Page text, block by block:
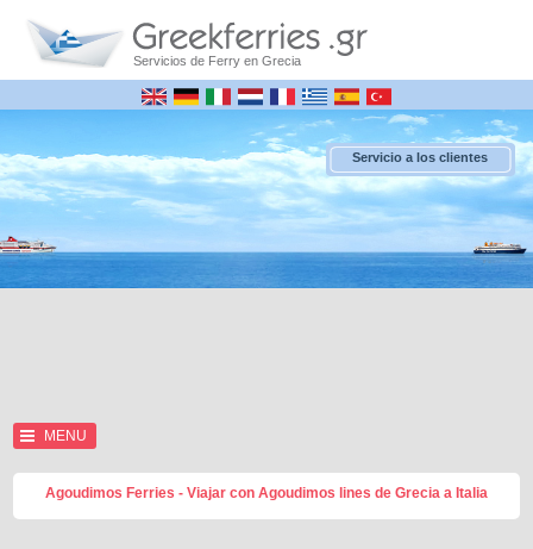
Servicios de Ferry en Grecia
Servicio a los clientes
MENU
Agoudimos Ferries - Viajar con Agoudimos lines de Grecia a Italia